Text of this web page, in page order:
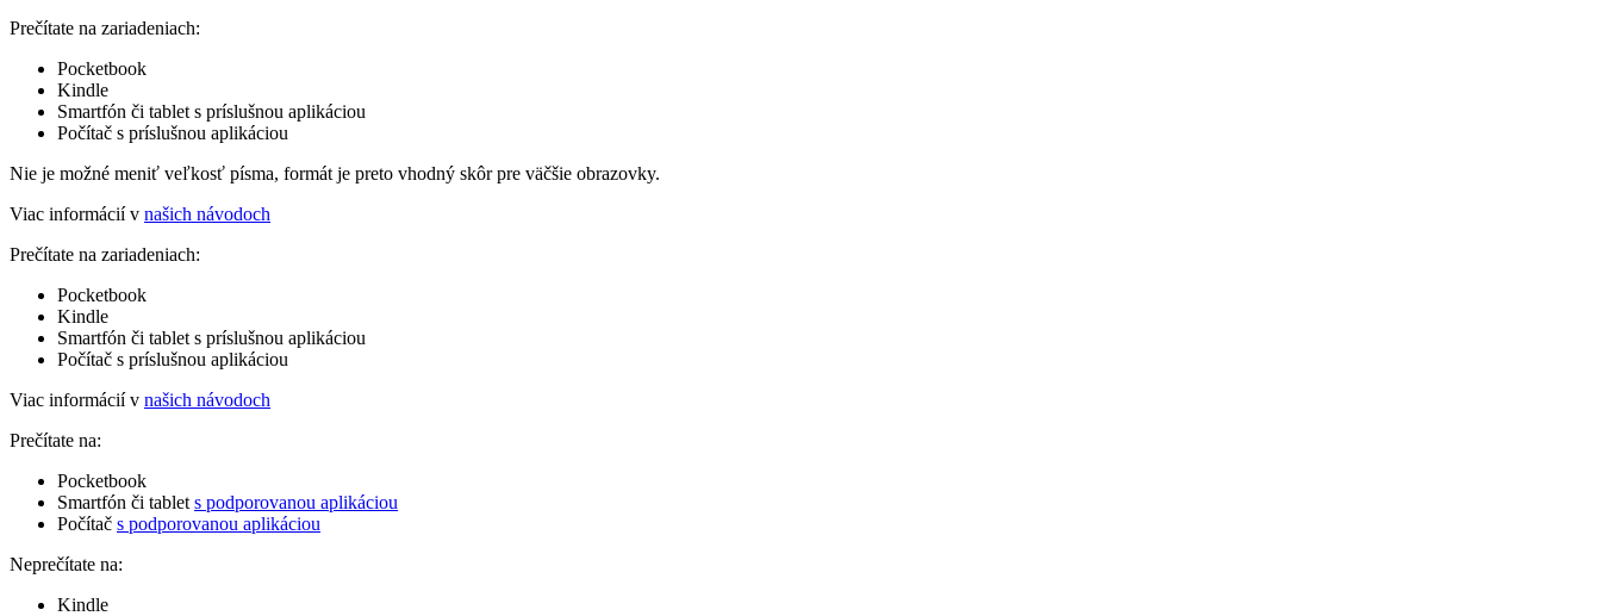
Prečítate na zariadeniach:
Pocketbook
Kindle
Smartfón či tablet s príslušnou aplikáciou
Počítač s príslušnou aplikáciou
Nie je možné meniť veľkosť písma, formát je preto vhodný skôr pre väčšie obrazovky.
Viac informácií v našich návodoch
Prečítate na zariadeniach:
Pocketbook
Kindle
Smartfón či tablet s príslušnou aplikáciou
Počítač s príslušnou aplikáciou
Viac informácií v našich návodoch
Prečítate na:
Pocketbook
Smartfón či tablet s podporovanou aplikáciou
Počítač s podporovanou aplikáciou
Neprečítate na:
Kindle